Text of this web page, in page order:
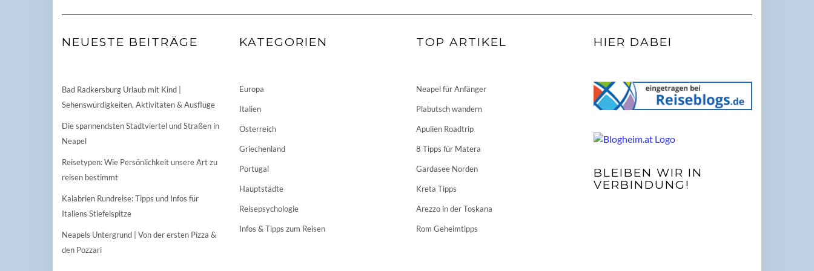
NEUESTE BEITRÄGE
Bad Radkersburg Urlaub mit Kind |
Sehenswürdigkeiten, Aktivitäten & Ausflüge
Die spannendsten Stadtviertel und Straßen in
Neapel
Reisetypen: Wie Persönlichkeit unsere Art zu
reisen bestimmt
Kalabrien Rundreise: Tipps und Infos für
Italiens Stiefelspitze
Neapels Untergrund | Von der ersten Pizza &
den Pozzari
KATEGORIEN
Europa
Italien
Österreich
Griechenland
Portugal
Hauptstädte
Reisepsychologie
Infos & Tipps zum Reisen
TOP ARTIKEL
Neapel für Anfänger
Plabutsch wandern
Apulien Roadtrip
8 Tipps für Matera
Gardasee Norden
Kreta Tipps
Arezzo in der Toskana
Rom Geheimtipps
HIER DABEI
BLEIBEN WIR IN
VERBINDUNG!